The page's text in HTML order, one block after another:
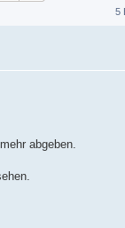
5
abgeben.